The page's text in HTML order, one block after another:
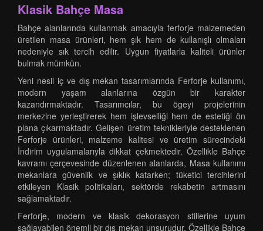
Klasik Bahçe Masa
Bahçe alanlarında kullanmak amacıyla ferforje malzemeden
üretilen masa ürünleri, hem şık hem de kullanışlı olmaları
nedeniyle sık tercih edilir. Uygun fiyatlarla kaliteli ürünler
bulmak mümkün.
Yeni nesil iç ve dış mekan tasarımlarında Ferforje kullanımı,
modern yaşam alanlarına özgün bir karakter
kazandırmaktadır. Tasarımcılar, bu ögeyi projelerinin
merkezine yerleştirerek hem işlevselliği hem de estetiği ön
plana çıkarmaktadır. Gelişen üretim teknikleriyle desteklenen
Ferforje ürünleri, malzeme kalitesi ve üretim sürecindeki
İndirim uygulamalarıyla dikkat çekmektedir. Özellikle Bahçe
kavramı çerçevesinde düzenlenen alanlarda, Masa kullanımı
mekanlara güvenlik ve şıklık katarken; tüketici tercihlerini
etkileyen Klasik politikaları, sektörde rekabetin artmasını
sağlamaktadır.
Ferforje, modern ve klasik dekorasyon stillerine uyum
sağlayabilen önemli bir dış mekan unsurudur. Özellikle Bahçe